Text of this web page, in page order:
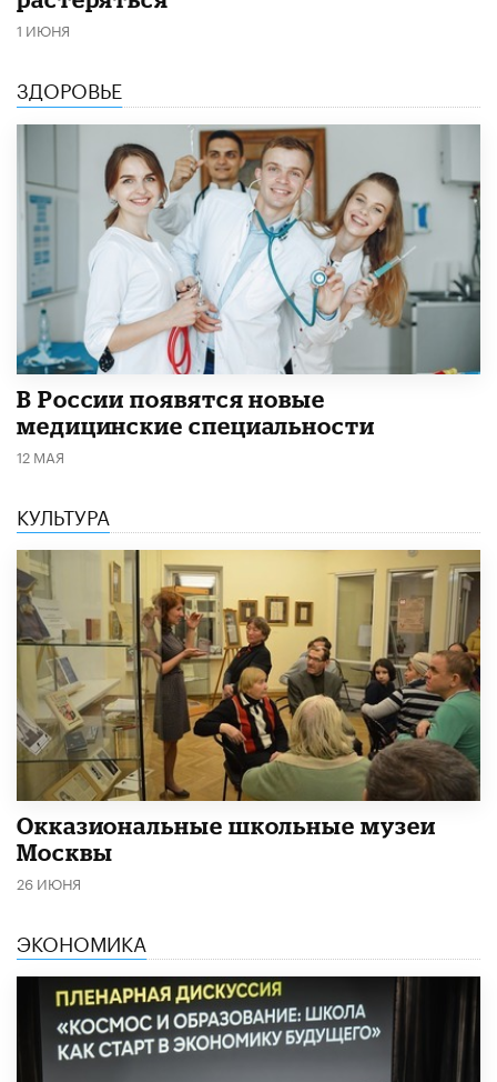
1 ИЮНЯ
ЗДОРОВЬЕ
В России появятся новые
медицинские специальности
12 МАЯ
КУЛЬТУРА
​Окказиональные школьные музеи
Москвы
26 ИЮНЯ
ЭКОНОМИКА